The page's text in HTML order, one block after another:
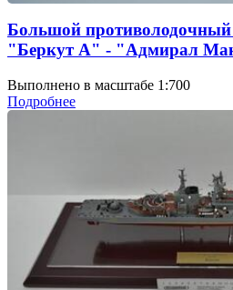
Большой
"Беркут А" - "Адмирал
Выполнено в масштабе 1:700
Подробнее